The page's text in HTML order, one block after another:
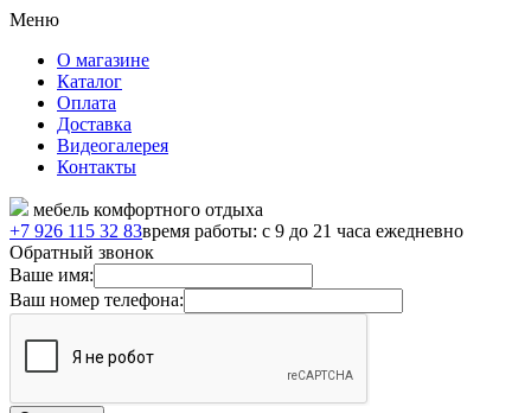
Меню
О магазине
Каталог
Оплата
Доставка
Видеогалерея
Контакты
мебель комфортного отдыха
+7 926 115 32 83время работы: с 9 до 21 часа ежедневно
Обратный звонок
Ваше имя:
Ваш номер телефона: